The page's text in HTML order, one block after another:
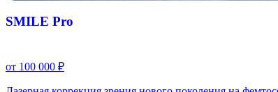
SMILE Pro
от 100 000 ₽